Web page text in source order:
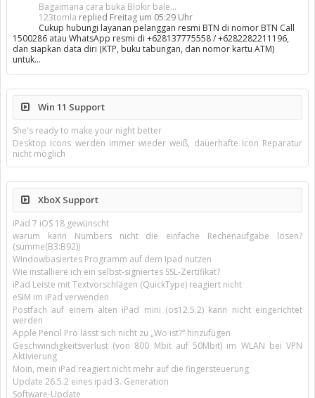
Bagaimana cara buka Blokir bale...
123tomla replied Freitag um 05:29 Uhr
Cukup hubungi layanan pelanggan resmi BTN di nomor BTN Call
1500286 atau WhatsApp resmi di +628137775558 / +6282282211196,
dan siapkan data diri (KTP, buku tabungan, dan nomor kartu ATM)
untuk…
Win 11 Support
She's ready to make your night better
Desktop Icons werden immer wieder weiß, dauerhafte Icon Reparatur
nicht möglich
XboX Support
iPad 7 iOS 18 gewünscht
warum kann Numbers nicht die einfache Rechenaufgabe lösen?
(summe(B3:B92))
Windowbasiertes Programm auf dem Ipad nutzen
Wie installiere ich ein selbst-signiertes SSL-Zertifikat?
iPad Leiste mit Textvorschlägen (QuickType) reagiert nicht
eSIM im iPad verwenden
Postfach auf einem alten iPad mini (os12.5.2) kann nicht eingerichtet
werden
Apple Pencil Pro lässt sich nicht zu „Wo ist?“ hinzufügen
Geschwindigkeitsverlust (von 800 Mbit auf 50Mbit) im WLAN bei VPN
Aktivierung
Moin, mein iPad reagiert nicht mehr auf die fingersteuerung
Update 26.5.2 eines ipad 3. Generation
Software-Update